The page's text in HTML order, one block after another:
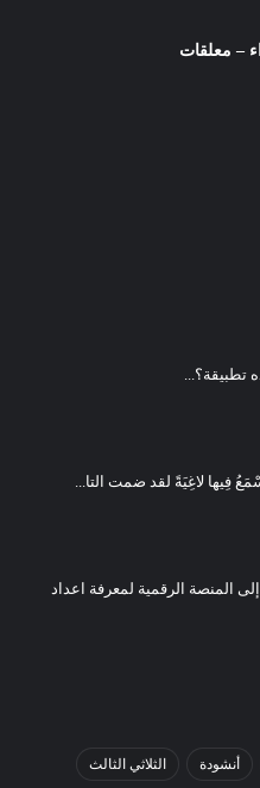
– معلقات
تطبيقة؟...
المنصة الرقمية لمعرفة اعداد
أنشودة الثلاثي الثالث